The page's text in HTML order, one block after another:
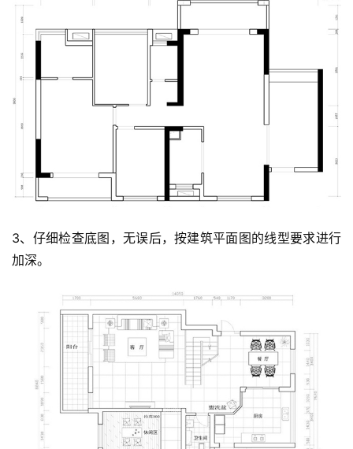
3、仔细检查底图，无误后，按建筑平面图的线型要求进行
加深。